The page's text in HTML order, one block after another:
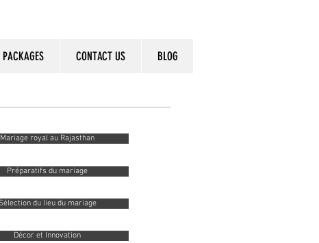
CONTACT US BLOG
Mariage royal au Rajasthan
Préparatifs du mariage
Sélection du lieu du mariage
Décor et Innovation